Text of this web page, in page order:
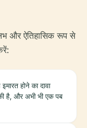
और ऐतिहासिक रूप से
इमारत होने का दावा
है, और अभी भी एक पब